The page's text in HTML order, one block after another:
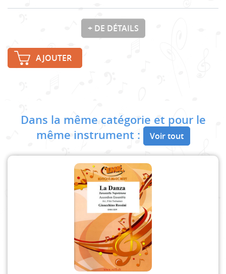
+ DE DÉTAILS
AJOUTER
Dans la même catégorie et pour le
même instrument :
Voir tout